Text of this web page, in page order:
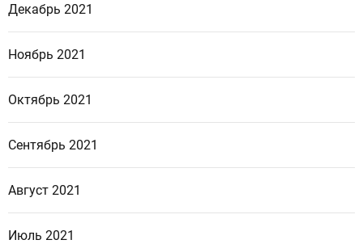
Декабрь 2021
Ноябрь 2021
Октябрь 2021
Сентябрь 2021
Август 2021
Июль 2021